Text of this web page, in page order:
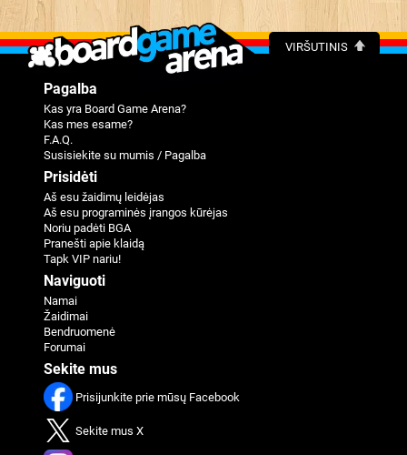
VIRŠUTINIS
Pagalba
Kas yra Board Game Arena?
Kas mes esame?
F.A.Q.
Susisiekite su mumis / Pagalba
Prisidėti
Aš esu žaidimų leidėjas
Aš esu programinės įrangos kūrėjas
Noriu padėti BGA
Pranešti apie klaidą
Tapk VIP nariu!
Naviguoti
Namai
Žaidimai
Bendruomenė
Forumai
Sekite mus
Prisijunkite prie mūsų Facebook
Sekite mus X